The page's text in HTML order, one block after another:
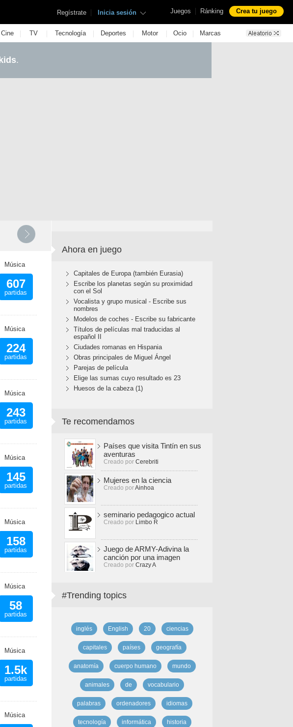
Juegos | Ránking Crea tu juego
Regístrate | Inicia sesión
Cine | TV | Tecnología | Deportes | Motor | Ocio | Marcas
.
Música
607
partidas
Música
224
partidas
Música
243
partidas
Música
145
partidas
Música
158
partidas
Música
58
partidas
Música
1.5k
partidas
Música
Ahora en juego
Capitales de Europa (también Eurasia)
Escribe los planetas según su proximidad
con el Sol
Vocalista y grupo musical - Escribe sus
nombres
Modelos de coches - Escribe su fabricante
Títulos de películas mal traducidas al
español II
Ciudades romanas en Hispania
Obras principales de Miguel Ángel
Parejas de película
Elige las sumas cuyo resultado es 23
Huesos de la cabeza (1)
Te recomendamos
Países que visita Tintín en sus
aventuras
Creado por Cerebriti
Mujeres en la ciencia
Creado porAinhoa
seminario pedagogico actual
Creado por Limbo R
Juego de ARMY-Adivina la
canción por una imagen
Creado por Crazy A
#Trending topics
inglés English 20 ciencias
capitales países geografía
anatomía cuerpo humano mundo
animales de vocabulario
palabras ordenadores idiomas
tecnología informática historia